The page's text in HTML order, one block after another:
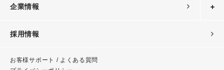
企業情報
採用情報
お客様サポート / よくある質問